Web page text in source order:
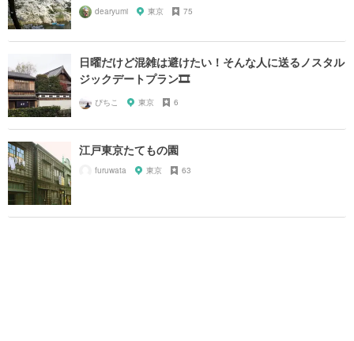
dearyumi 東京 75
日曜だけど混雑は避けたい！そんな人に送るノスタル
ジックデートプラン🎞
ぴちこ 東京 6
江戸東京たてもの園
furuwata 東京 63